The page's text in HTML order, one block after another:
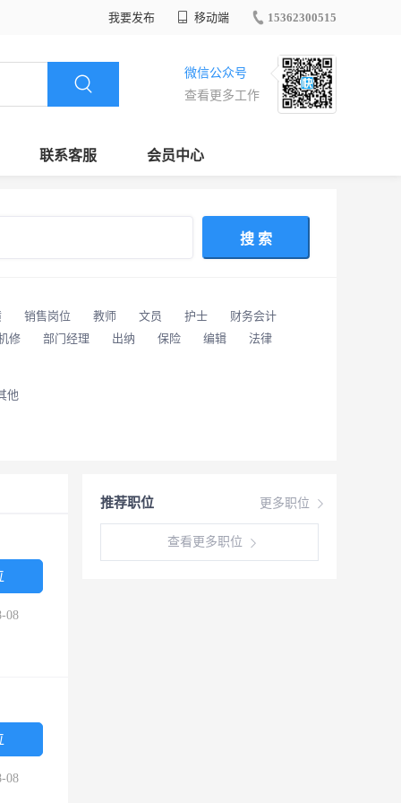
我要发布 移动端 15362300515
微信公众号
查看更多工作
联系客服 会员中心
搜 索
销售岗位 教师 文员 护士
财务会计
修 部门经理 出纳 保险 编辑
法律
他
更多职位
推荐职位
查看更多职位
08
08